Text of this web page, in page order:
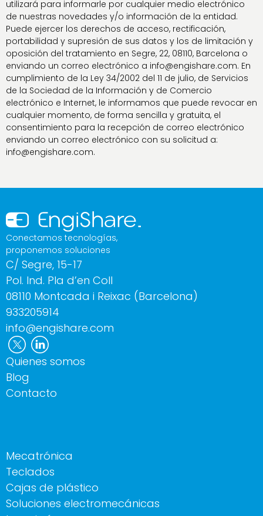
utilizará para informarle por cualquier medio electrónico
de nuestras novedades y/o información de la entidad.
Puede ejercer los derechos de acceso, rectificación,
portabilidad y supresión de sus datos y los de limitación y
oposición del tratamiento en Segre, 22, 08110, Barcelona o
enviando un correo electrónico a info@engishare.com. En
cumplimiento de la Ley 34/2002 del 11 de julio, de Servicios
de la Sociedad de la Información y de Comercio
electrónico e Internet, le informamos que puede revocar en
cualquier momento, de forma sencilla y gratuita, el
consentimiento para la recepción de correo electrónico
enviando un correo electrónico con su solicitud a:
info@engishare.com.
Conectamos tecnologías,
proponemos soluciones
Quienes somos
Blog
Contacto
Mecatrónica
Teclados
Cajas de plástico
Soluciones electromecánicas
C/ Segre, 15-17
Pol. Ind. Pla d’en Coll
08110 Montcada i Reixac (Barcelona)
933205914
info@engishare.com